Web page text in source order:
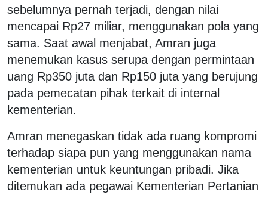
sebelumnya pernah terjadi, dengan nilai
mencapai Rp27 miliar, menggunakan pola yang
sama. Saat awal menjabat, Amran juga
menemukan kasus serupa dengan permintaan
uang Rp350 juta dan Rp150 juta yang berujung
pada pemecatan pihak terkait di internal
kementerian.
Amran menegaskan tidak ada ruang kompromi
terhadap siapa pun yang menggunakan nama
kementerian untuk keuntungan pribadi. Jika
ditemukan ada pegawai Kementerian Pertanian